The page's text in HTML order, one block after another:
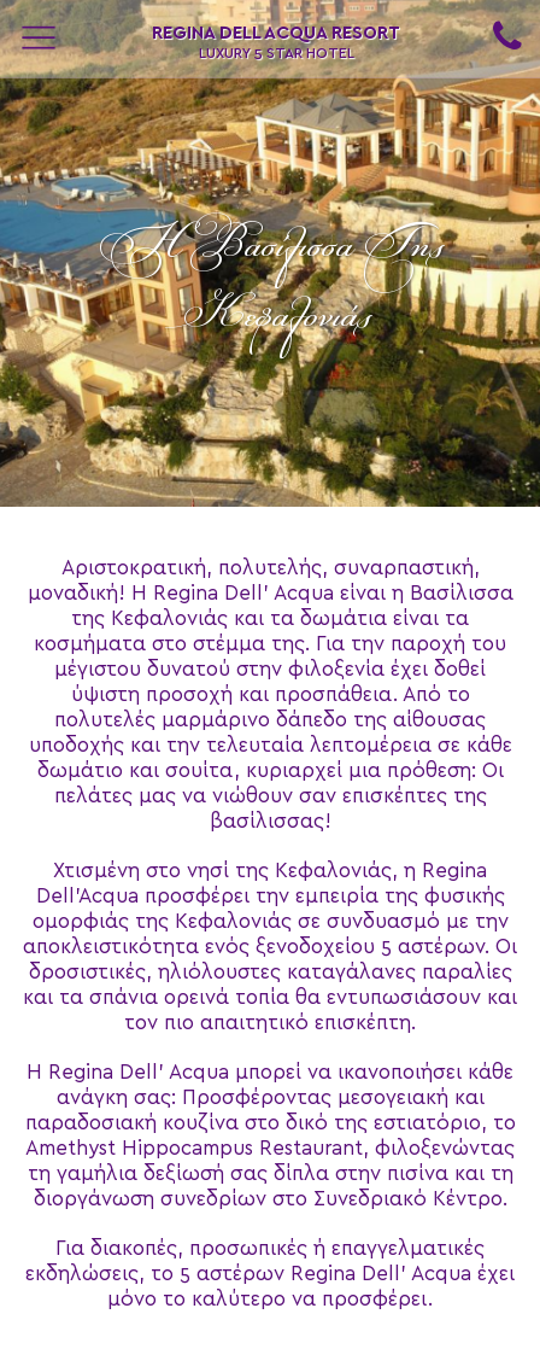
REGINA DELL ACQUA RESORT
LUXURY 5 STAR HOTEL
Η Βασίλισσα Της
Κεφαλονιάς
Αριστοκρατική, πολυτελής, συναρπαστική,
μοναδική! Η Regina Dell’ Acqua είναι η Βασίλισσα
της Κεφαλονιάς και τα δωμάτια είναι τα
κοσμήματα στο στέμμα της. Για την παροχή του
μέγιστου δυνατού στην φιλοξενία έχει δοθεί
ύψιστη προσοχή και προσπάθεια. Από το
πολυτελές μαρμάρινο δάπεδο της αίθουσας
υποδοχής και την τελευταία λεπτομέρεια σε κάθε
δωμάτιο και σουίτα, κυριαρχεί μια πρόθεση: Οι
πελάτες μας να νιώθουν σαν επισκέπτες της
βασίλισσας!
Χτισμένη στο νησί της Κεφαλονιάς, η Regina
Dell’Acqua προσφέρει την εμπειρία της φυσικής
ομορφιάς της Κεφαλονιάς σε συνδυασμό με την
αποκλειστικότητα ενός ξενοδοχείου 5 αστέρων. Οι
δροσιστικές, ηλιόλουστες καταγάλανες παραλίες
και τα σπάνια ορεινά τοπία θα εντυπωσιάσουν και
τον πιο απαιτητικό επισκέπτη.
Η Regina Dell’ Acqua μπορεί να ικανοποιήσει κάθε
ανάγκη σας: Προσφέροντας μεσογειακή και
παραδοσιακή κουζίνα στο δικό της εστιατόριο, το
Amethyst Hippocampus Restaurant, φιλοξενώντας
τη γαμήλια δεξίωσή σας δίπλα στην πισίνα και τη
διοργάνωση συνεδρίων στο Συνεδριακό Κέντρο.
Για διακοπές, προσωπικές ή επαγγελματικές
εκδηλώσεις, το 5 αστέρων Regina Dell’ Acqua έχει
μόνο το καλύτερο να προσφέρει.